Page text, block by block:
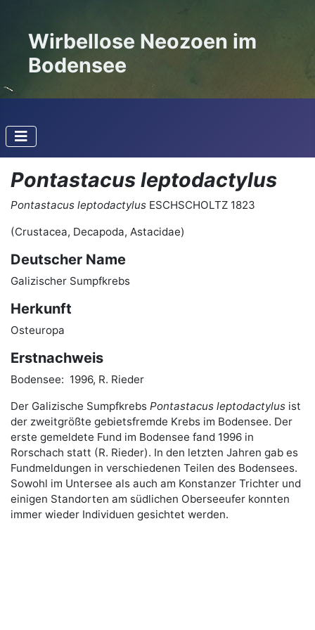
Wirbellose Neozoen im
Bodensee
Pontastacus leptodactylus
Pontastacus leptodactylus ESCHSCHOLTZ 1823
(Crustacea, Decapoda, Astacidae)
Deutscher Name
Galizischer Sumpfkrebs
Herkunft
Osteuropa
Erstnachweis
Bodensee: 1996, R. Rieder
Der Galizische SumpfkrebsPontastacus leptodactylus ist
der zweitgrößte gebietsfremde Krebs im Bodensee. Der
erste gemeldete Fund im Bodensee fand 1996 in
Rorschach statt (R. Rieder). In den letzten Jahren gab es
Fundmeldungen in verschiedenen Teilen des Bodensees.
Sowohl im Untersee als auch am Konstanzer Trichter und
einigen Standorten am südlichen Oberseeufer konnten
immer wieder Individuen gesichtet werden.